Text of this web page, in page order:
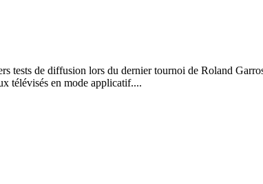
tests de diffusion lors du dernier tournoi de Roland
télévisés en mode applicatif....